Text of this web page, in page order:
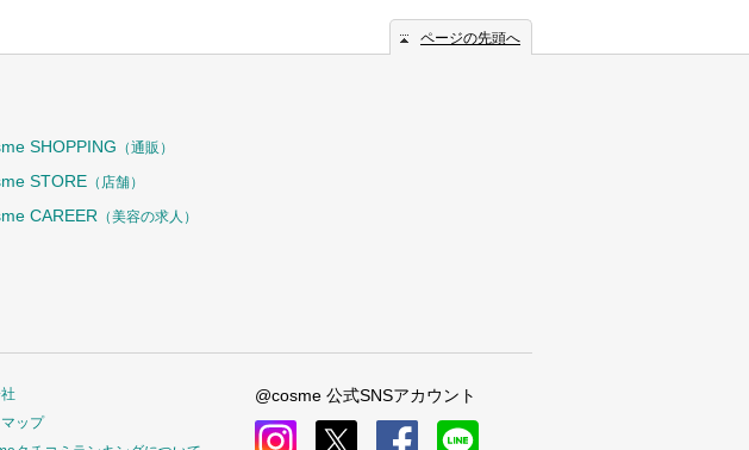
ページの先頭へ
SHOPPING （通販）
STORE （店舗）
CAREER （美容の求人）
ップ
@cosme 公式SNSアカウント